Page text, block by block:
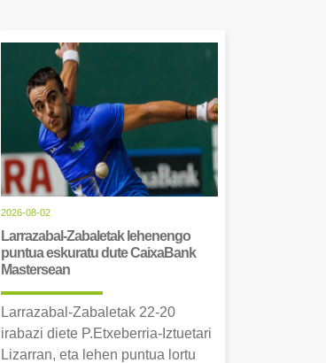
2026-08-02
Larrazabal-Zabaletak lehenengo
puntua eskuratu dute CaixaBank
Mastersean
Larrazabal-Zabaletak 22-20
irabazi diete P.Etxeberria-Iztuetari
Lizarran, eta lehen puntua lortu